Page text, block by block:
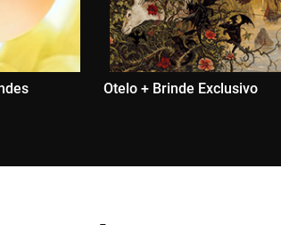
Otelo + Brinde Exclusivo